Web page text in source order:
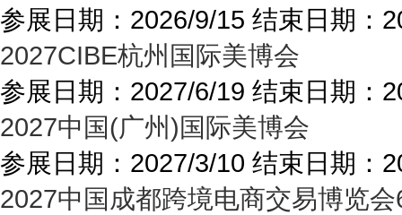
参展日期： 2026/9/15 结束日期：
2027CIBE杭州国际美博会
参展日期： 2027/6/19 结束日期：
2027中国(广州)国际美博会
参展日期： 2027/3/10 结束日期：
2027中国成都跨境电商交易博览